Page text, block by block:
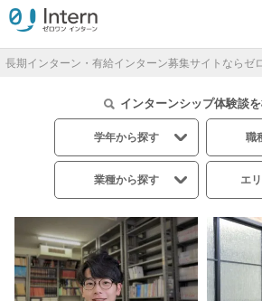
長期インターン・有給インターン募集サイトならゼ
インターンシップ体験談
学年から探す 職
業種から探す エ